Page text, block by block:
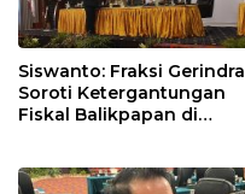
Siswanto: Fraksi Gerindra
Soroti Ketergantungan
Fiskal Balikpapan di